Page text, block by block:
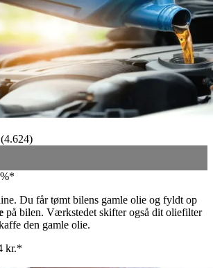
(4.624)
Du får tømt bilens gamle olie og fyldt op
på bilen. Værkstedet skifter også dit oliefilter
den gamle olie.
kr.*